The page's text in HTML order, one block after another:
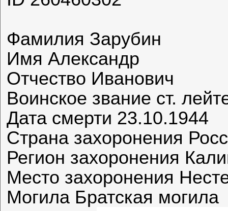
Фамилия Зарубин
Имя Александр
Отчество Иванович
Воинское звание ст.
Дата смерти 23.10.1944
Страна захоронения
Регион захоронения
Место захоронения
Могила Братская могила